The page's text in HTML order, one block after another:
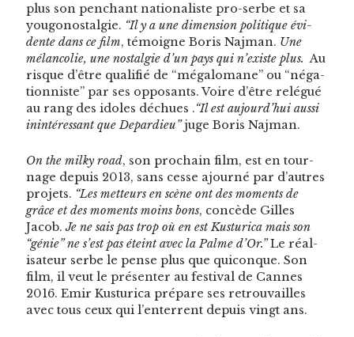
plus son pen­chant nation­al­iste pro-serbe et sa
yougonos­tal­gie. “Il y a une dimen­sion poli­tique évi­
dente dans ce film, témoigne Boris Naj­man. Une
mélan­col­ie, une nos­tal­gie d’un pays qui n’existe plus. Au
risque d’être qual­i­fié de “méga­lo­mane” ou “néga­
tion­niste” par ses opposants. Voire d’être relégué
au rang des idol­es déchues .“Il est aujourd’hui aus­si
inin­téres­sant que Depar­dieu”juge Boris Najman.
On the milky road, son prochain film, est en tour­
nage depuis 2013, sans cesse ajourné par d’autres
pro­jets. “Les met­teurs en scène ont des moments de
grâce et des moments moins bons, con­cède Gilles
Jacob.Je ne sais pas trop où en est Kus­turi­ca mais son
“génie” ne s’est pas éteint avec la Palme d’Or.”Le réal­
isa­teur serbe le pense plus que quiconque. Son
film, il veut le présen­ter au fes­ti­val de Cannes
2016. Emir Kus­turi­ca pré­pare ses retrou­vailles
avec tous ceux qui l’enterrent depuis vingt ans.